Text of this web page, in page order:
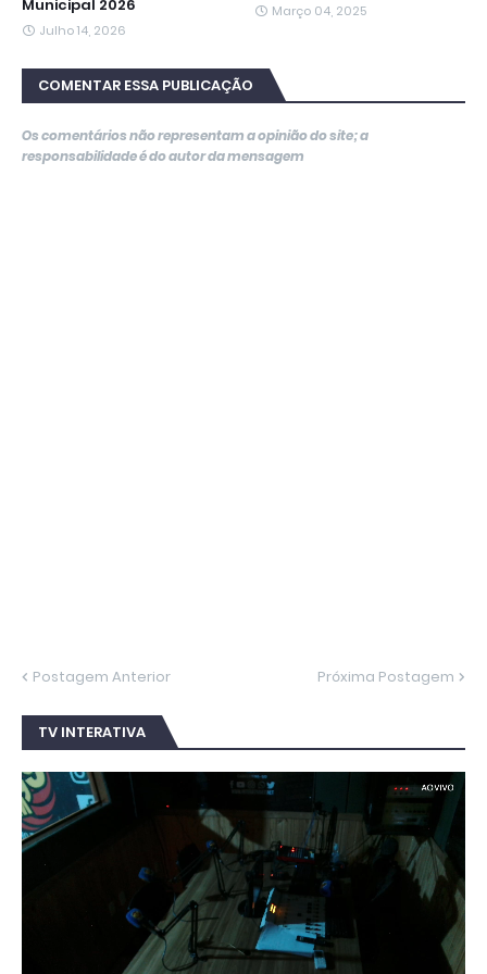
Municipal 2026
Julho 14, 2026
Março 04, 2025
COMENTAR ESSA PUBLICAÇÃO
Os comentários não representam a opinião do site; a
responsabilidade é do autor da mensagem
Postagem Anterior Próxima Postagem
TV INTERATIVA